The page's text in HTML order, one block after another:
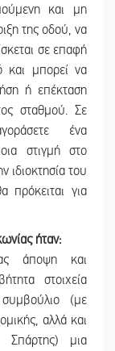
και μη
της οδού, να
σε επαφή
και μπορεί να
ή επέκταση
σταθμού. Σε
ένα
στιγμή στο
ιδιοκτησία του
για
ήταν:
άποψη και
στοιχεία
(με
αλλά και
Σπάρτης) μια